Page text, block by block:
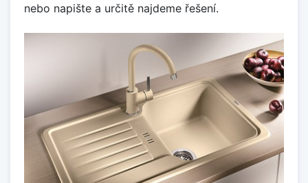
nebo napište a určitě najdeme řešení.